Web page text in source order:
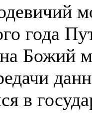
года
Божий
в